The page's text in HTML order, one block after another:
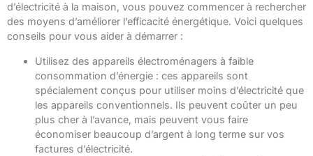
d’électricité à la maison, vous pouvez commencer à rechercher
des moyens d’améliorer l’efficacité énergétique. Voici quelques
conseils pour vous aider à démarrer :
Utilisez des appareils électroménagers à faible
consommation d’énergie : ces appareils sont
spécialement conçus pour utiliser moins d’électricité que
les appareils conventionnels. Ils peuvent coûter un peu
plus cher à l’avance, mais peuvent vous faire
économiser beaucoup d’argent à long terme sur vos
factures d’électricité.